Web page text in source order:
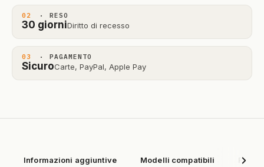
02 · RESO
30 giorniDiritto di recesso
03 · PAGAMENTO
SicuroCarte, PayPal, Apple Pay
Informazioni aggiuntive Modelli compatibili